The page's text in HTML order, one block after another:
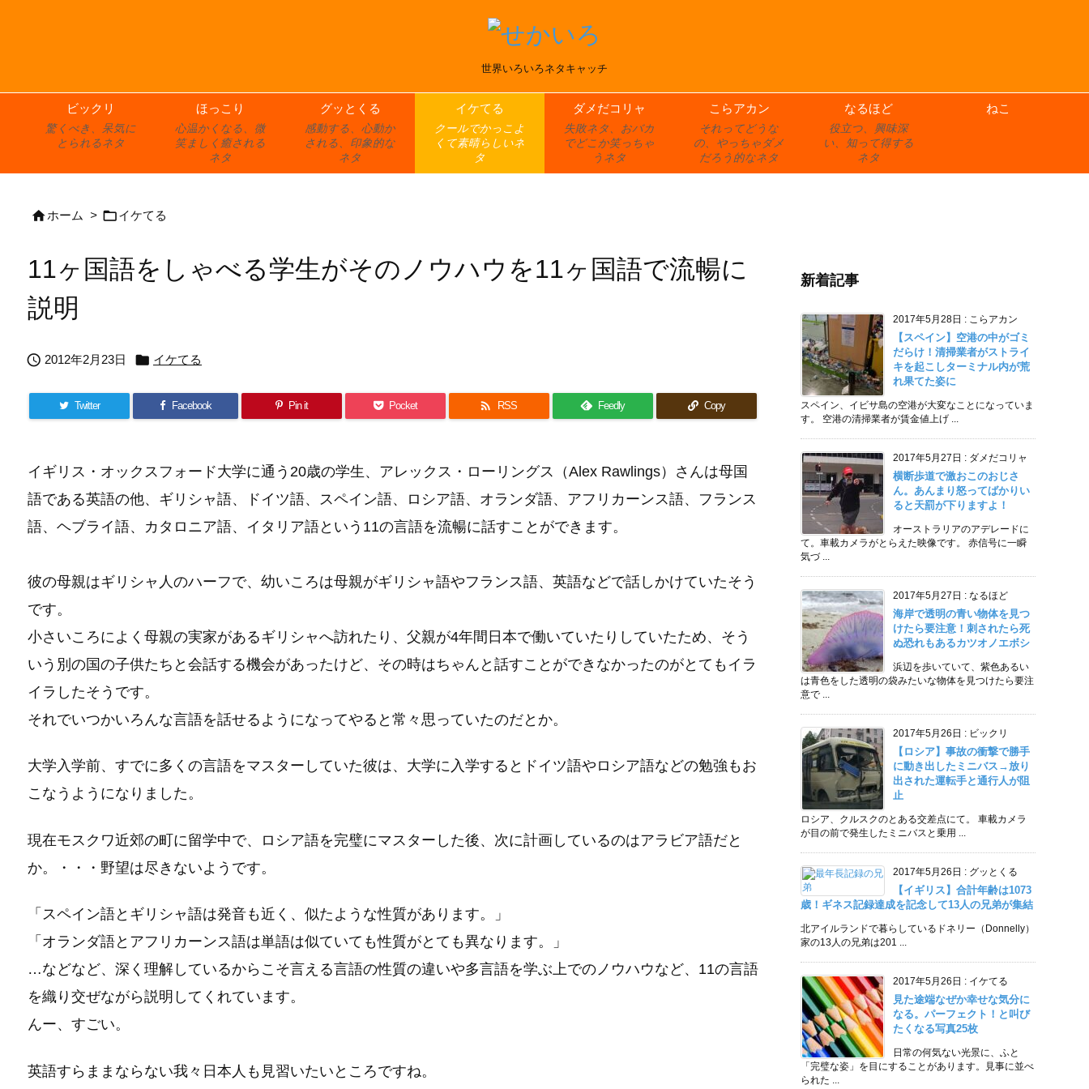
世界いろいろネタキャッチ
ビックリ
驚くべき、呆気に
とられるネタ
ほっこり
心温かくなる、微
笑ましく癒される
ネタ
グッとくる
感動する、心動か
される、印象的な
ネタ
イケてる
クールでかっこよ
くて素晴らしいネ
タ
ダメだコリャ
失敗ネタ、おバカ
でどこか笑っちゃ
うネタ
こらアカン
それってどうな
の、やっちゃダメ
だろう的なネタ
なるほど
役立つ、興味深
い、知って得する
ネタ
ねこ
ホーム > イケてる
11ヶ国語をしゃべる学生がそのノウハウを11ヶ国語で流暢に
説明
 2012年2月23日  イケてる
Twitter Facebook Pin it Pocket  RSS Feedly Copy
イギリス・オックスフォード大学に通う20歳の学生、アレックス・ローリングス（Alex Rawlings）さんは母国
語である英語の他、ギリシャ語、ドイツ語、スペイン語、ロシア語、オランダ語、アフリカーンス語、フランス
語、ヘブライ語、カタロニア語、イタリア語という11の言語を流暢に話すことができます。
彼の母親はギリシャ人のハーフで、幼いころは母親がギリシャ語やフランス語、英語などで話しかけていたそう
です。
小さいころによく母親の実家があるギリシャへ訪れたり、父親が4年間日本で働いていたりしていたため、そう
いう別の国の子供たちと会話する機会があったけど、その時はちゃんと話すことができなかったのがとてもイラ
イラしたそうです。
それでいつかいろんな言語を話せるようになってやると常々思っていたのだとか。
大学入学前、すでに多くの言語をマスターしていた彼は、大学に入学するとドイツ語やロシア語などの勉強もお
こなうようになりました。
現在モスクワ近郊の町に留学中で、ロシア語を完璧にマスターした後、次に計画しているのはアラビア語だと
か。・・・野望は尽きないようです。
「スペイン語とギリシャ語は発音も近く、似たような性質があります。」
「オランダ語とアフリカーンス語は単語は似ていても性質がとても異なります。」
…などなど、深く理解しているからこそ言える言語の性質の違いや多言語を学ぶ上でのノウハウなど、11の言語
を織り交ぜながら説明してくれています。
んー、すごい。
英語すらままならない我々日本人も見習いたいところですね。
新着記事
2017年5月28日 : こらアカン
【スペイン】空港の中がゴミ
だらけ！清掃業者がストライ
キを起こしターミナル内が荒
れ果てた姿に
スペイン、イビサ島の空港が大変なことになっていま
す。 空港の清掃業者が賃金値上げ ...
2017年5月27日 : ダメだコリャ
横断歩道で激おこのおじさ
ん。あんまり怒ってばかりい
ると天罰が下りますよ！
オーストラリアのアデレードに
て。車載カメラがとらえた映像です。 赤信号に一瞬
気づ ...
2017年5月27日 : なるほど
海岸で透明の青い物体を見つ
けたら要注意！刺されたら死
ぬ恐れもあるカツオノエボシ
浜辺を歩いていて、紫色あるい
は青色をした透明の袋みたいな物体を見つけたら要注
意で ...
2017年5月26日 : ビックリ
【ロシア】事故の衝撃で勝手
に動き出したミニバス→放り
出された運転手と通行人が阻
止
ロシア、クルスクのとある交差点にて。 車載カメラ
が目の前で発生したミニバスと乗用 ...
2017年5月26日 : グッとくる
【イギリス】合計年齢は1073
歳！ギネス記録達成を記念して13人の兄弟が集結
北アイルランドで暮らしているドネリー（Donnelly）
家の13人の兄弟は201 ...
2017年5月26日 : イケてる
見た途端なぜか幸せな気分に
なる。パーフェクト！と叫び
たくなる写真25枚
日常の何気ない光景に、ふと
「完璧な姿」を目にすることがあります。見事に並べ
られた ...